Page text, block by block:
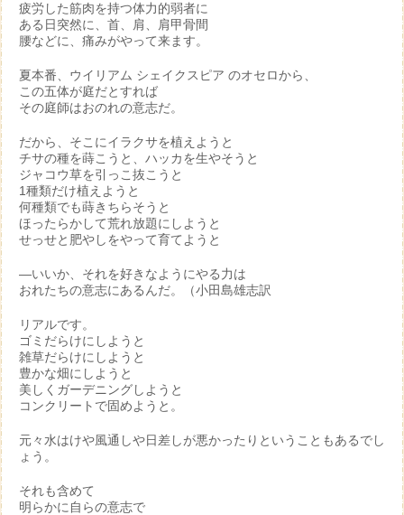
疲労した筋肉を持つ体力的弱者に
ある日突然に、首、肩、肩甲骨間
腰などに、痛みがやって来ます。
夏本番、ウイリアム シェイクスピア のオセロから、
この五体が庭だとすれば
その庭師はおのれの意志だ。
だから、そこにイラクサを植えようと
チサの種を蒔こうと、ハッカを生やそうと
ジャコウ草を引っこ抜こうと
1種類だけ植えようと
何種類でも蒔きちらそうと
ほったらかして荒れ放題にしようと
せっせと肥やしをやって育てようと
―いいか、それを好きなようにやる力は
おれたちの意志にあるんだ。（小田島雄志訳
リアルです。
ゴミだらけにしようと
雑草だらけにしようと
豊かな畑にしようと
美しくガーデニングしようと
コンクリートで固めようと。
元々水はけや風通しや日差しが悪かったりということもあるでし
ょう。
それも含めて
明らかに自らの意志で